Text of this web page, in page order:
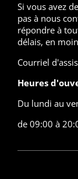
Si vous avez
pas à nous
répondre à
délais, en
Courriel
Heures
Du lundi au
de 09:00 à